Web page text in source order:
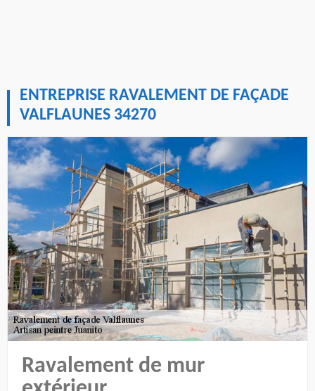
ENTREPRISE RAVALEMENT DE FAÇADE
VALFLAUNES 34270
Ravalement de mur